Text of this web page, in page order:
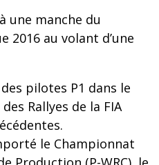
une manche du
2016 au volant d’une
pilotes P1 dans le
Rallyes de la FIA
le Championnat